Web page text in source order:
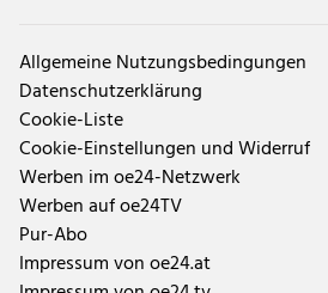
Allgemeine Nutzungsbedingungen
Datenschutzerklärung
Cookie-Liste
Cookie-Einstellungen und Widerruf
Werben im oe24-Netzwerk
Werben auf oe24TV
Pur-Abo
Impressum von oe24.at